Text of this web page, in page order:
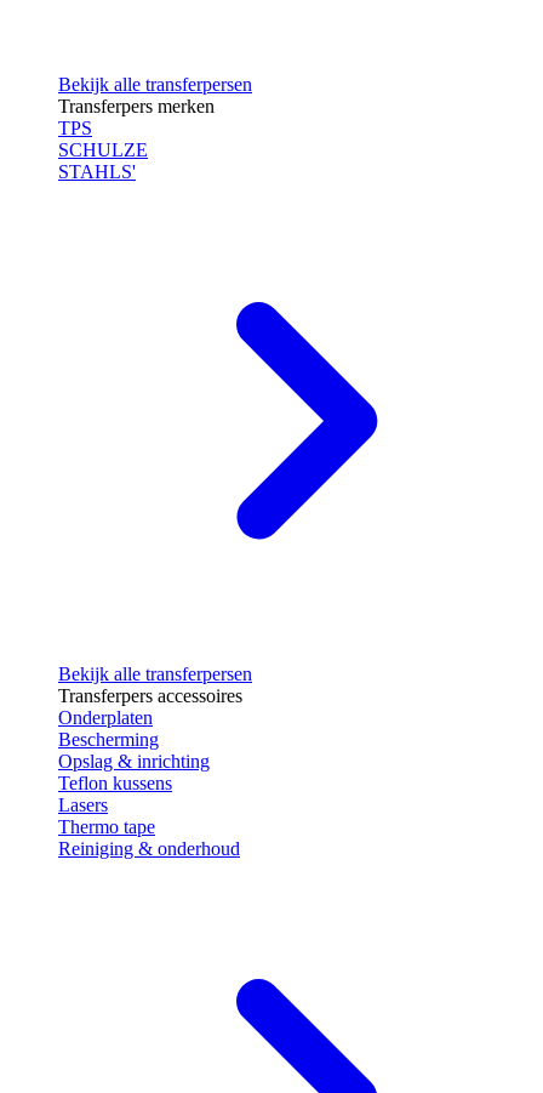
Bekijk alle transferpersen
Transferpers merken
TPS
SCHULZE
STAHLS'
Bekijk alle transferpersen
Transferpers accessoires
Onderplaten
Bescherming
Opslag & inrichting
Teflon kussens
Lasers
Thermo tape
Reiniging & onderhoud